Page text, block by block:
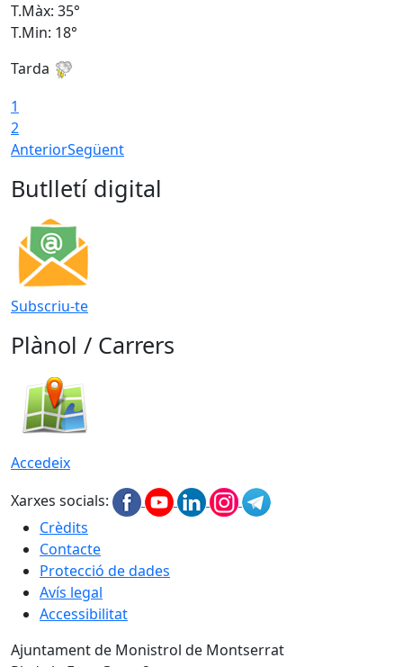
T.Màx: 35°
T.Min: 18°
Tarda
1
2
AnteriorSegüent
Butlletí digital
Subscriu-te
Plànol / Carrers
Accedeix
Xarxes socials:
Crèdits
Contacte
Protecció de dades
Avís legal
Accessibilitat
Ajuntament de Monistrol de Montserrat